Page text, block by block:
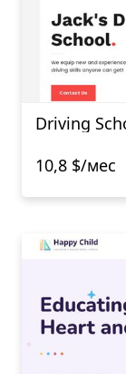
Driving
10,8 $/мес